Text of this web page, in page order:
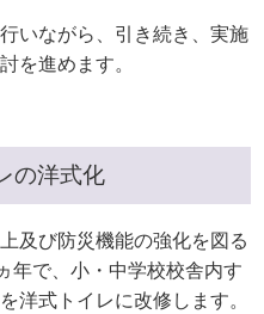
いながら、引き続き、実施
を進めます。
イレの洋式化
及び防災機能の強化を図る
年で、小・中学校校舎内す
洋式トイレに改修します。